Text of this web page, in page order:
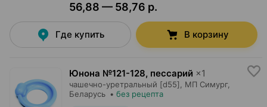
56,88 — 58,76 р.
Где купить В корзину
Юнона №121-128, пессарий ×1
чашечно-уретральный [d55], МП Симург,
Беларусь • без рецепта